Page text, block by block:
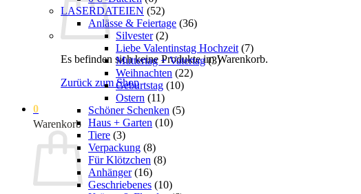
Es befinden sich keine Produkte im Warenkorb.
Zurück zum Shop
0
Warenkorb
LASERDATEIEN (52)
Anlässe & Feiertage (36)
Silvester (2)
Liebe Valentinstag Hochzeit (7)
Muttertag + Vatertag (3)
Weihnachten (22)
Geburtstag (10)
Ostern (11)
Schöner Schenken (5)
Haus + Garten (10)
Tiere (3)
Verpackung (8)
Für Klötzchen (8)
Anhänger (16)
Geschriebenes (10)